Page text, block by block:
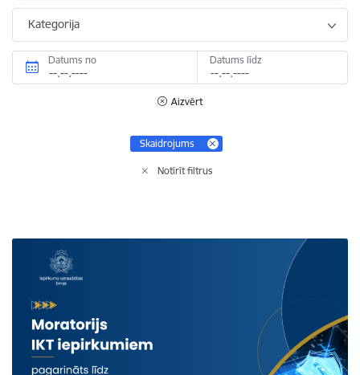
Kategorija
Datums no Datums līdz
Aizvērt
Skaidrojums
Notīrīt filtrus